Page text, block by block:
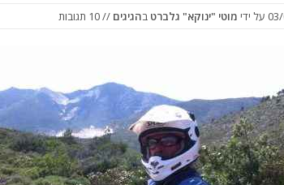
על ידי מוטי "ינוקא" גלברט בהגיגים // 10 תגובות